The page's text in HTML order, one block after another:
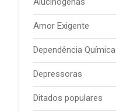
Amor Exigente
Dependência Química
Depressoras
Ditados populares